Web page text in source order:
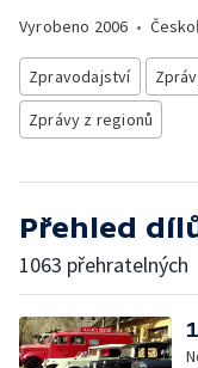
Vyrobeno 2006 • Česko
Zpravodajství
Zprávy z regionů
Přehled
1063 přehratelných